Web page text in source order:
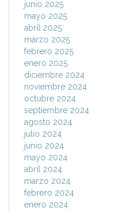
junio 2025
mayo 2025
abril 2025
marzo 2025
febrero 2025
enero 2025
diciembre 2024
noviembre 2024
octubre 2024
septiembre 2024
agosto 2024
julio 2024
junio 2024
mayo 2024
abril 2024
marzo 2024
febrero 2024
enero 2024